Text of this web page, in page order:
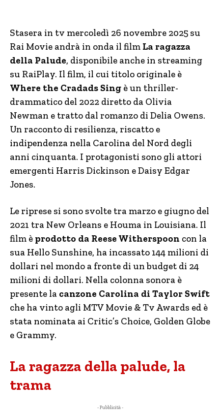
Stasera in tv mercoledì 26 novembre 2025 su
Rai Movie andrà in onda il film La ragazza
della Palude, disponibile anche in streaming
su RaiPlay. Il film, il cui titolo originale è
Where the Cradads Sing è un thriller-
drammatico del 2022 diretto da Olivia
Newman e tratto dal romanzo di Delia Owens.
Un racconto di resilienza, riscatto e
indipendenza nella Carolina del Nord degli
anni cinquanta. I protagonisti sono gli attori
emergenti Harris Dickinson e Daisy Edgar
Jones.
Le riprese si sono svolte tra marzo e giugno del
2021 tra New Orleans e Houma in Louisiana. Il
film è prodotto da Reese Witherspoon con la
sua Hello Sunshine, ha incassato 144 milioni di
dollari nel mondo a fronte di un budget di 24
milioni di dollari. Nella colonna sonora è
presente la canzone Carolina di Taylor Swift
che ha vinto agli MTV Movie & Tv Awards ed è
stata nominata ai Critic’s Choice, Golden Globe
e Grammy.
La ragazza della palude, la
trama
- Pubblicità -